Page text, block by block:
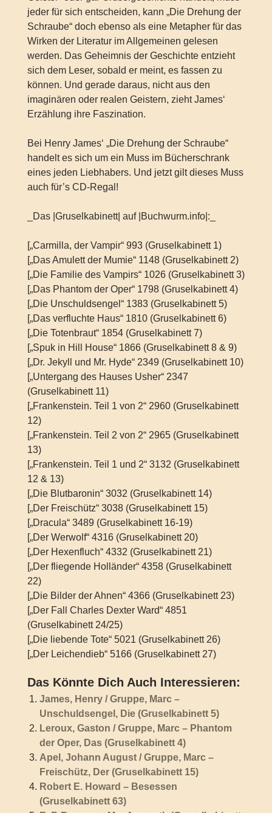
jeder für sich entscheiden, kann „Die Drehung der
Schraube“ doch ebenso als eine Metapher für das
Wirken der Literatur im Allgemeinen gelesen
werden. Das Geheimnis der Geschichte entzieht
sich dem Leser, sobald er meint, es fassen zu
können. Und gerade daraus, nicht aus den
imaginären oder realen Geistern, zieht James‘
Erzählung ihre Faszination.
Bei Henry James‘ „Die Drehung der Schraube“
handelt es sich um ein Muss im Bücherschrank
eines jeden Liebhabers. Und jetzt gilt dieses Muss
auch für’s CD-Regal!
_Das |Gruselkabinett| auf |Buchwurm.info|:_
[„Carmilla, der Vampir“ 993 (Gruselkabinett 1)
[„Das Amulett der Mumie“ 1148 (Gruselkabinett 2)
[„Die Familie des Vampirs“ 1026 (Gruselkabinett 3)
[„Das Phantom der Oper“ 1798 (Gruselkabinett 4)
[„Die Unschuldsengel“ 1383 (Gruselkabinett 5)
[„Das verfluchte Haus“ 1810 (Gruselkabinett 6)
[„Die Totenbraut“ 1854 (Gruselkabinett 7)
[„Spuk in Hill House“ 1866 (Gruselkabinett 8 & 9)
[„Dr. Jekyll und Mr. Hyde“ 2349 (Gruselkabinett 10)
[„Untergang des Hauses Usher“ 2347
(Gruselkabinett 11)
[„Frankenstein. Teil 1 von 2“ 2960 (Gruselkabinett
12)
[„Frankenstein. Teil 2 von 2“ 2965 (Gruselkabinett
13)
[„Frankenstein. Teil 1 und 2“ 3132 (Gruselkabinett
12 & 13)
[„Die Blutbaronin“ 3032 (Gruselkabinett 14)
[„Der Freischütz“ 3038 (Gruselkabinett 15)
[„Dracula“ 3489 (Gruselkabinett 16-19)
[„Der Werwolf“ 4316 (Gruselkabinett 20)
[„Der Hexenfluch“ 4332 (Gruselkabinett 21)
[„Der fliegende Holländer“ 4358 (Gruselkabinett
22)
[„Die Bilder der Ahnen“ 4366 (Gruselkabinett 23)
[„Der Fall Charles Dexter Ward“ 4851
(Gruselkabinett 24/25)
[„Die liebende Tote“ 5021 (Gruselkabinett 26)
[„Der Leichendieb“ 5166 (Gruselkabinett 27)
Das Könnte Dich Auch Interessieren:
James, Henry / Gruppe, Marc –
Unschuldsengel, Die (Gruselkabinett 5)
Leroux, Gaston / Gruppe, Marc – Phantom
der Oper, Das (Gruselkabinett 4)
Apel, Johann August / Gruppe, Marc –
Freischütz, Der (Gruselkabinett 15)
Robert E. Howard – Besessen
(Gruselkabinett 63)